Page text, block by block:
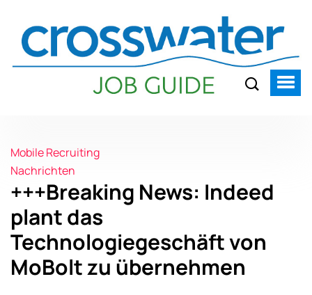
Mobile Recruiting
Nachrichten
+++Breaking News: Indeed
plant das
Technologiegeschäft von
MoBolt zu übernehmen